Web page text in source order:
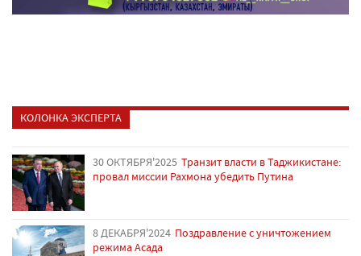
КОЛОНКА ЭКСПЕРТА
30 ОКТЯБРЯ'2025 Транзит власти в Таджикистане:
провал миссии Рахмона убедить Путина
8 ДЕКАБРЯ'2024 Поздравление с уничтожением
режима Асада